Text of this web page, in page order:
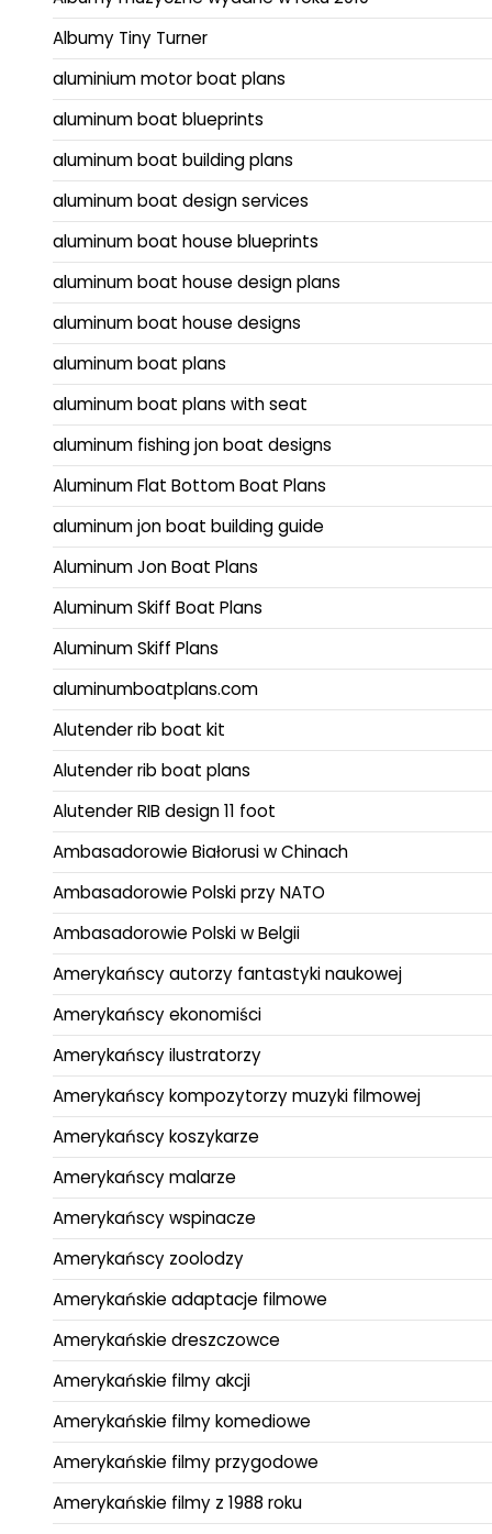
Albumy Tiny Turner
aluminium motor boat plans
aluminum boat blueprints
aluminum boat building plans
aluminum boat design services
aluminum boat house blueprints
aluminum boat house design plans
aluminum boat house designs
aluminum boat plans
aluminum boat plans with seat
aluminum fishing jon boat designs
Aluminum Flat Bottom Boat Plans
aluminum jon boat building guide
Aluminum Jon Boat Plans
Aluminum Skiff Boat Plans
Aluminum Skiff Plans
aluminumboatplans.com
Alutender rib boat kit
Alutender rib boat plans
Alutender RIB design 11 foot
Ambasadorowie Białorusi w Chinach
Ambasadorowie Polski przy NATO
Ambasadorowie Polski w Belgii
Amerykańscy autorzy fantastyki naukowej
Amerykańscy ekonomiści
Amerykańscy ilustratorzy
Amerykańscy kompozytorzy muzyki filmowej
Amerykańscy koszykarze
Amerykańscy malarze
Amerykańscy wspinacze
Amerykańscy zoolodzy
Amerykańskie adaptacje filmowe
Amerykańskie dreszczowce
Amerykańskie filmy akcji
Amerykańskie filmy komediowe
Amerykańskie filmy przygodowe
Amerykańskie filmy z 1988 roku